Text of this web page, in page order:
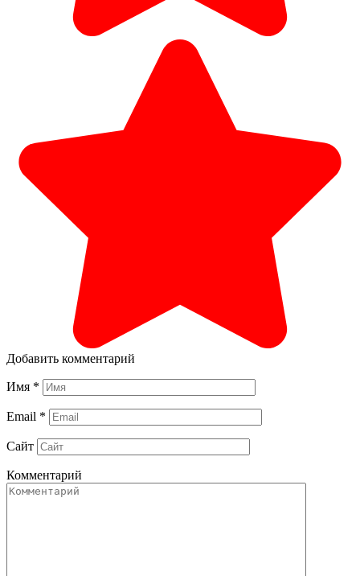
Добавить комментарий
Имя *
Email *
Сайт
Комментарий